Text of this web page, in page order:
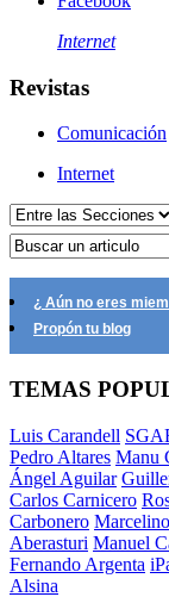
Internet
Revistas
Comunicación
Internet
¿ Aún no eres
Propón tu blog
TEMAS
Luis Carandell
Pedro Altares Manu
Ángel Aguilar
Carlos Carnicero
Carbonero
Aberasturi Manuel
Fernando Argenta
Alsina